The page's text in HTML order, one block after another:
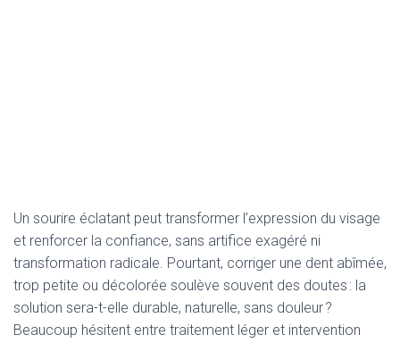
Un sourire éclatant peut transformer l’expression du visage
et renforcer la confiance, sans artifice exagéré ni
transformation radicale. Pourtant, corriger une dent abîmée,
trop petite ou décolorée soulève souvent des doutes : la
solution sera-t-elle durable, naturelle, sans douleur ?
Beaucoup hésitent entre traitement léger et intervention